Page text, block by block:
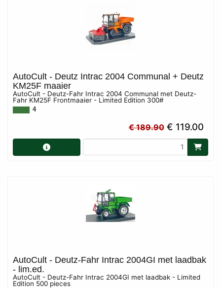
AutoCult - Deutz Intrac 2004 Communal + Deutz
KM25F maaier
AutoCult - Deutz-Fahr Intrac 2004 Communal met Deutz-
Fahr KM25F Frontmaaier - Limited Edition 300#
4
€ 189.90€ 119.00
AutoCult - Deutz-Fahr Intrac 2004GI met laadbak
- lim.ed.
AutoCult - Deutz-Fahr Intrac 2004GI met laadbak - Limited
Edition 500 pieces